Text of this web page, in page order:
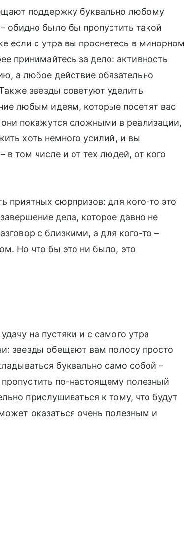
поддержку буквально любому
обидно было бы пропустить такой
если с утра вы проснетесь в минорном
принимайтесь за дело: активность
а любое действие обязательно
звезды советуют уделить
любым идеям, которые посетят вас
они покажутся сложными в реализации,
хоть немного усилий, и вы
в том числе и от тех людей, от кого
приятных сюрпризов: для кого-то это
дела, которое давно не
с близкими, а для кого-то –
Но что бы это ни было, это
на пустяки и с самого утра
звезды обещают вам полосу просто
буквально само собой –
по-настоящему полезный
прислушиваться к тому, что будут
оказаться очень полезным и